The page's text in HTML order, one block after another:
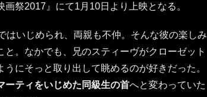
祭2017』にて1月10日より上映となる。
はいじめられ、両親も不仲。そんな彼の楽しみ
。なかでも、兄のスティーヴがクローゼット
にそっと取り出して眺めるのが好きだった。
ーティをいじめた同級生の首へと変わっていた